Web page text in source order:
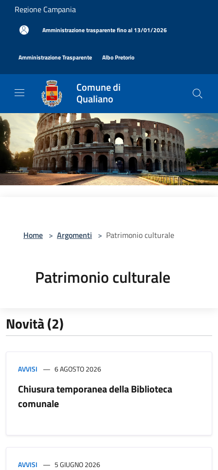
Salta al contenuto principale
Regione Campania
Amministrazione trasparente fino al 13/01/2026
Amministrazione Trasparente Albo Pretorio
Comune di
Qualiano
Home > Argomenti > Patrimonio culturale
Patrimonio culturale
Novità (2)
AVVISI 6 AGOSTO 2026
Chiusura temporanea della Biblioteca
comunale
AVVISI 5 GIUGNO 2026